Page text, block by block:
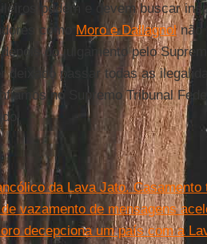
podem e devem buscar
como Moro e Dallagnolnão
depois do julgamento pelo
deixado passar todas as
no Supremo Tribunal
da Lava Jato.
vazamento de mensagens
decepciona um país com a